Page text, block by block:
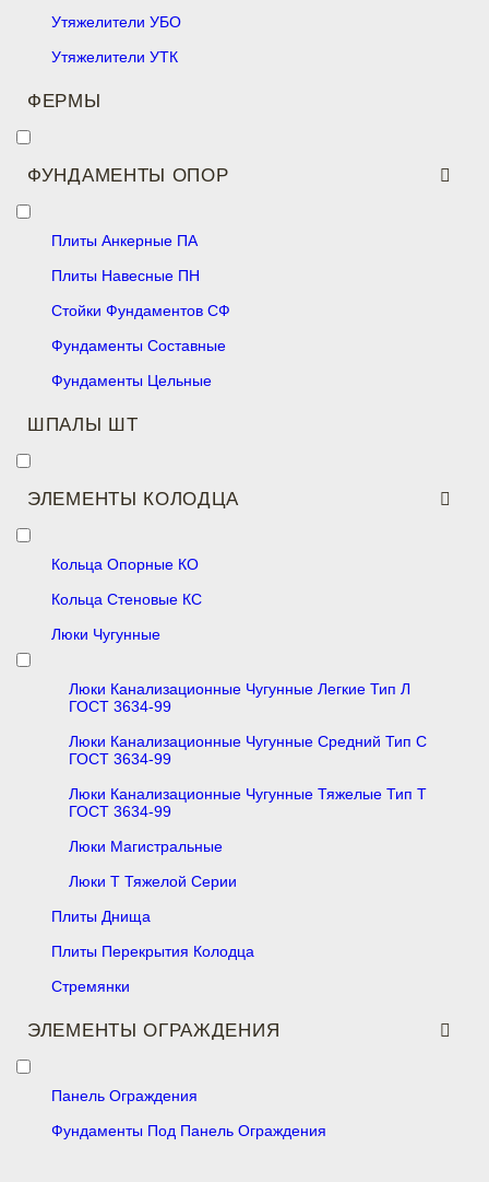
Утяжелители УБО
Утяжелители УТК
ФЕРМЫ
ФУНДАМЕНТЫ ОПОР
Плиты Анкерные ПА
Плиты Навесные ПН
Стойки Фундаментов СФ
Фундаменты Составные
Фундаменты Цельные
ШПАЛЫ ШТ
ЭЛЕМЕНТЫ КОЛОДЦА
Кольца Опорные КО
Кольца Стеновые КС
Люки Чугунные
Люки Канализационные Чугунные Легкие Тип Л
ГОСТ 3634-99
Люки Канализационные Чугунные Средний Тип С
ГОСТ 3634-99
Люки Канализационные Чугунные Тяжелые Тип Т
ГОСТ 3634-99
Люки Магистральные
Люки Т Тяжелой Серии
Плиты Днища
Плиты Перекрытия Колодца
Стремянки
ЭЛЕМЕНТЫ ОГРАЖДЕНИЯ
Панель Ограждения
Фундаменты Под Панель Ограждения